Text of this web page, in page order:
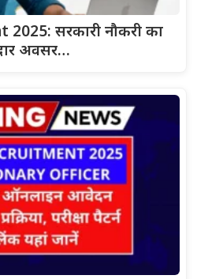
2025: सरकारी नौकरी का
अवसर…